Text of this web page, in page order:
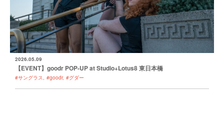
2026.05.09
【EVENT】goodr POP-UP at Studio+Lotus8 東日本橋
#サングラス #goodr #グダー